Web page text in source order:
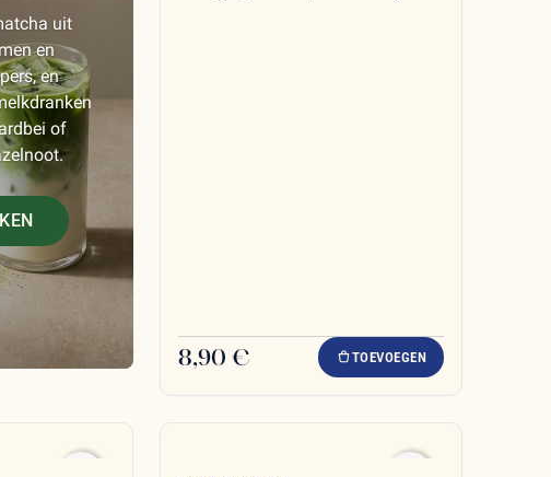
uit
en
en
of
8,90 € TOEVOEGEN